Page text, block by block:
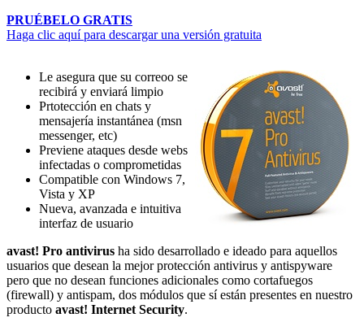
PRUÉBELO GRATIS
Haga clic aquí para descargar una versión gratuita
Le asegura que su correoo se
recibirá y enviará limpio
Prtotección en chats y
mensajería instantánea (msn
messenger, etc)
Previene ataques desde webs
infectadas o comprometidas
Compatible con Windows 7,
Vista y XP
Nueva, avanzada e intuitiva
interfaz de usuario
avast! Pro antivirus ha sido desarrollado e ideado para aquellos
usuarios que desean la mejor protección antivirus y antispyware
pero que no desean funciones adicionales como cortafuegos
(firewall) y antispam, dos módulos que sí están presentes en nuestro
producto avast! Internet Security.